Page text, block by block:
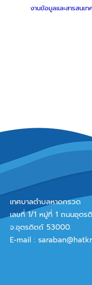
งานข้อมูลและสารสนเ
เทศบาลตำบลหาดกรวด
เลขที่ 1/1 หมู่ที่ 1 ถนนอุต
จ.อุตรดิตถ์ 53000.
E-mail :